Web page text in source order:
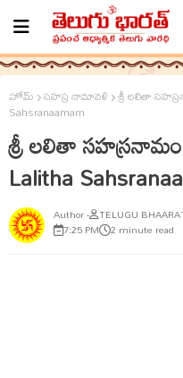
హోమ్ సహస్ర నామావళి శ్రీ లలితా
Sahsranaamam
శ్రీ లలితా సహస్రనామం
Lalitha
TELUGU
7:25 PM 2 minute read